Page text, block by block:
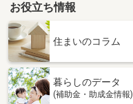
お役立ち情報
住まいのコラム
暮らしのデータ
(補助金・助成金情報)